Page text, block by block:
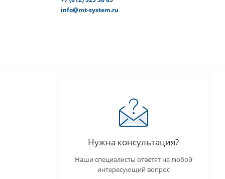
info@mt-system.ru
Нужна консультация?
Наши специалисты ответят на любой
интересующий вопрос